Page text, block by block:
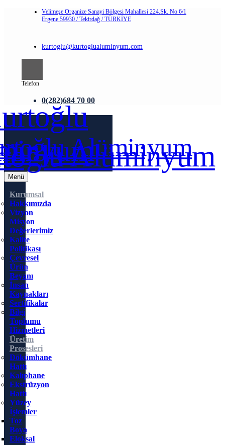
Velimeşe Organize Sanayi Bölgesi Mahallesi 224.Sk. No 6/1
Ergene 59930 / Tekirdağ / TÜRKİYE
kurtoglu@kurtoglualuminyum.com
Telefon
0(282)684 70 00
Menü
Kurumsal
Hakkımızda
Vizyon
Misyon
Değerlerimiz
Kalite
Politikası
Çevresel
Ürün
Beyanı
İnsan
Kaynakları
Sertifikalar
Bilgi
Toplumu
Hizmetleri
Üretim
Prosesleri
Dökümhane
Hattı
Kalıphane
Ekstrüzyon
Hattı
Yüzey
İşlemler
Toz
Boya
Eloksal